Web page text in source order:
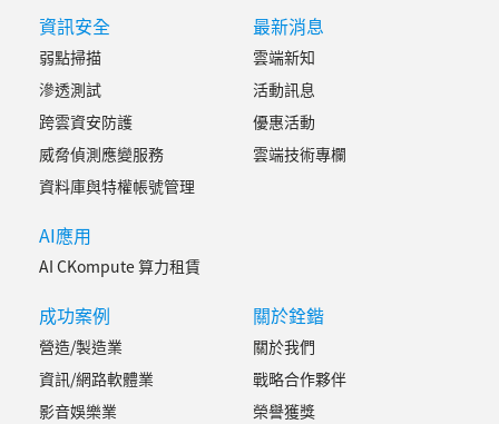
資訊安全
弱點掃描
滲透測試
跨雲資安防護
威脅偵測應變服務
資料庫與特權帳號管理
最新消息
雲端新知
活動訊息
優惠活動
雲端技術專欄
AI應用
AI CKompute 算力租賃
成功案例
營造/製造業
資訊/網路軟體業
影音娛樂業
關於銓鍇
關於我們
戰略合作夥伴
榮譽獲獎